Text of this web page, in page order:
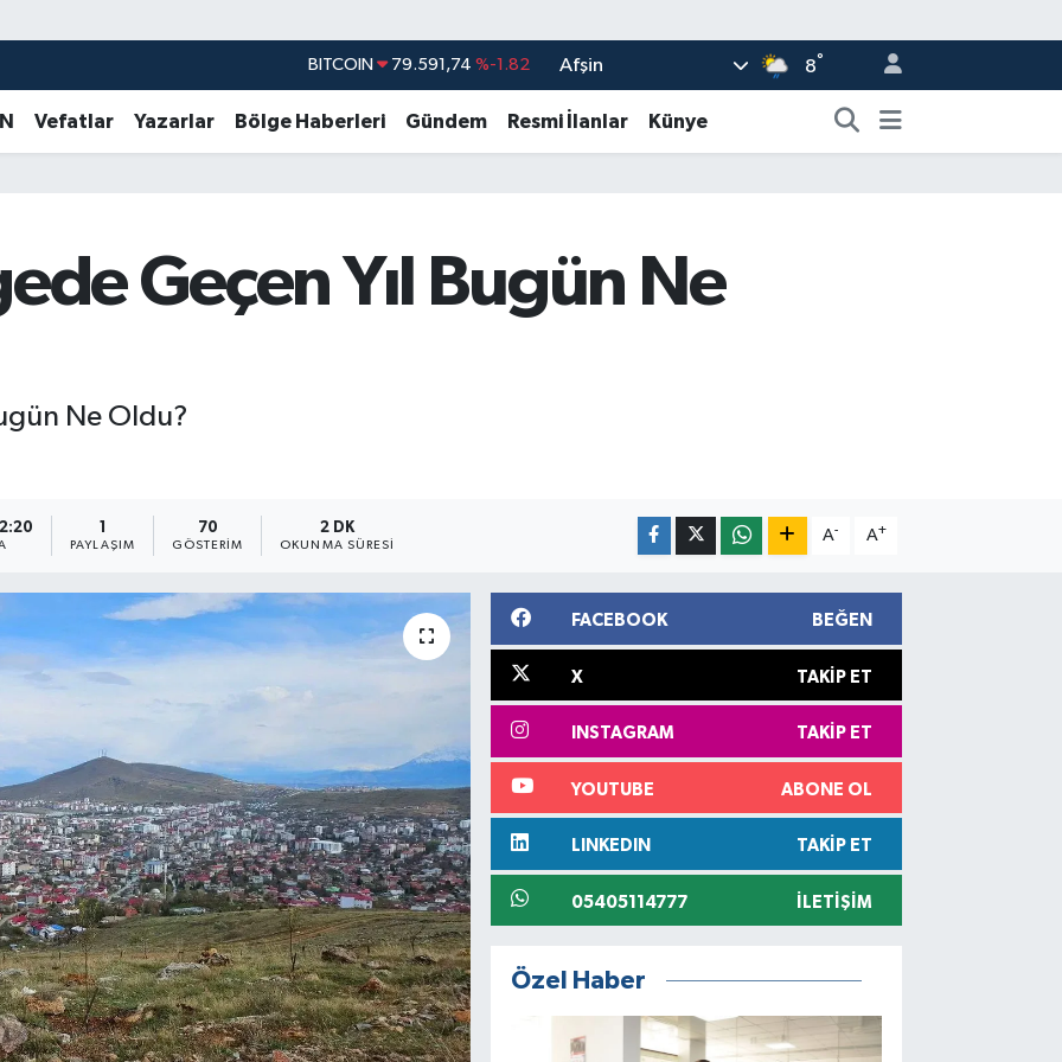
DOLAR 45,43620 %0.02
STERLİN 61,60380 %0.18
BITCOIN 79.591,74 %-1.82
Afşin 8°
Vefatlar Yazarlar Bölge Haberleri Gündem Resmi İlanlar Künye
Geçen Yıl Bugün Ne
Ne Oldu?
1
PAYLAŞIM
70
GÖSTERIM
2 DK
OKUNMA SÜRESI
A- A+
FACEBOOK BEĞEN
X TAKIP ET
INSTAGRAM TAKIP ET
YOUTUBE ABONE OL
LINKEDIN TAKIP ET
05405114777 İLETIŞIM
Özel Haber